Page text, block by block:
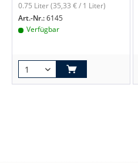
0.75 Liter(35,33 € / 1 Liter)
Art.-Nr.:6145
Verfügbar